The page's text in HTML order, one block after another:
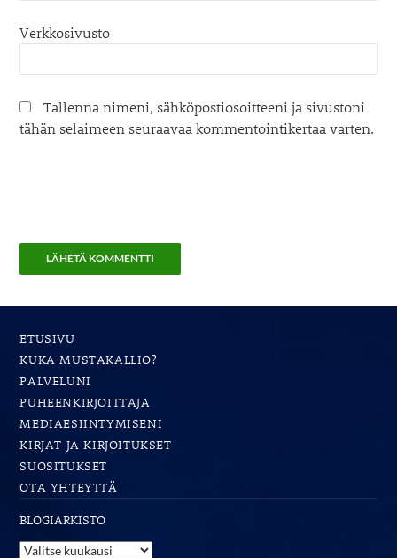
Verkkosivusto
Tallenna nimeni, sähköpostiosoitteeni ja sivustoni
tähän selaimeen seuraavaa kommentointikertaa varten.
ETUSIVU
KUKA MUSTAKALLIO?
PALVELUNI
PUHEENKIRJOITTAJA
MEDIAESIINTYMISENI
KIRJAT JA KIRJOITUKSET
SUOSITUKSET
OTA YHTEYTTÄ
BLOGIARKISTO
Blogiarkisto